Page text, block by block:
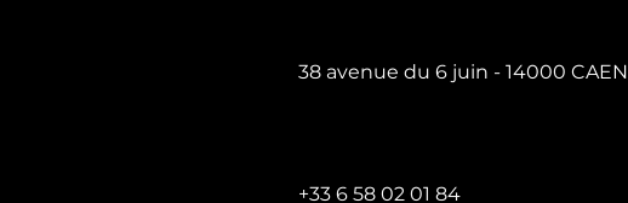
38 avenue du 6 juin - 14000 CAEN
+33 6 58 02 01 84